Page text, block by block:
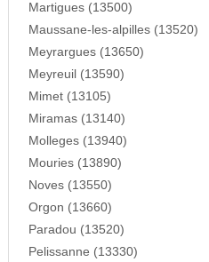
Martigues (13500)
Maussane-les-alpilles (13520)
Meyrargues (13650)
Meyreuil (13590)
Mimet (13105)
Miramas (13140)
Molleges (13940)
Mouries (13890)
Noves (13550)
Orgon (13660)
Paradou (13520)
Pelissanne (13330)